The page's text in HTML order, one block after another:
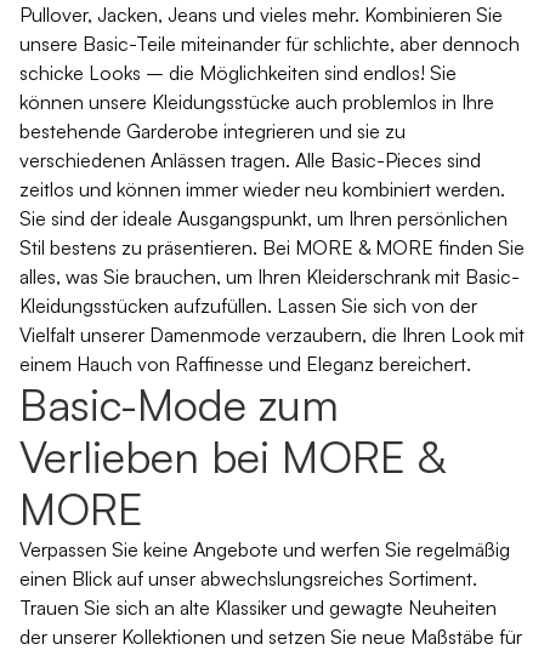
Pullover, Jacken, Jeans und vieles mehr. Kombinieren Sie
unsere Basic-Teile miteinander für schlichte, aber dennoch
schicke Looks – die Möglichkeiten sind endlos! Sie
können unsere Kleidungsstücke auch problemlos in Ihre
bestehende Garderobe integrieren und sie zu
verschiedenen Anlässen tragen. Alle Basic-Pieces sind
zeitlos und können immer wieder neu kombiniert werden.
Sie sind der ideale Ausgangspunkt, um Ihren persönlichen
Stil bestens zu präsentieren. Bei MORE & MORE finden Sie
alles, was Sie brauchen, um Ihren Kleiderschrank mit Basic-
Kleidungsstücken aufzufüllen. Lassen Sie sich von der
Vielfalt unserer Damenmode verzaubern, die Ihren Look mit
einem Hauch von Raffinesse und Eleganz bereichert.
Basic-Mode zum
Verlieben bei MORE &
MORE
Verpassen Sie keine Angebote und werfen Sie regelmäßig
einen Blick auf unser abwechslungsreiches Sortiment.
Trauen Sie sich an alte Klassiker und gewagte Neuheiten
der unserer Kollektionen und setzen Sie neue Maßstäbe für